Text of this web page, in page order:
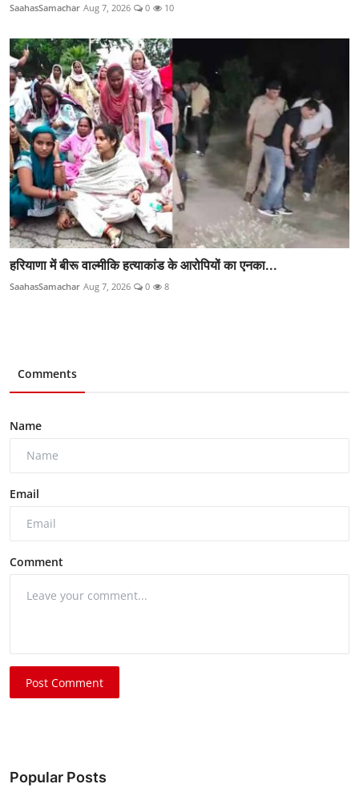
SaahasSamachar Aug 7, 2026 0 10
हरियाणा में बीरू वाल्मीकि हत्याकांड के आरोपियों का एनका...
SaahasSamachar Aug 7, 2026 0 8
Comments
Name
Email
Comment
Post Comment
Popular Posts